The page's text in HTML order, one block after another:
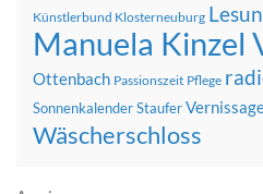
Künstlerbund Klosterneuburg
Manuela Kinzel
Ottenbach Passionszeit Pflege
SonnenkalenderStaufer
Wäscherschloss